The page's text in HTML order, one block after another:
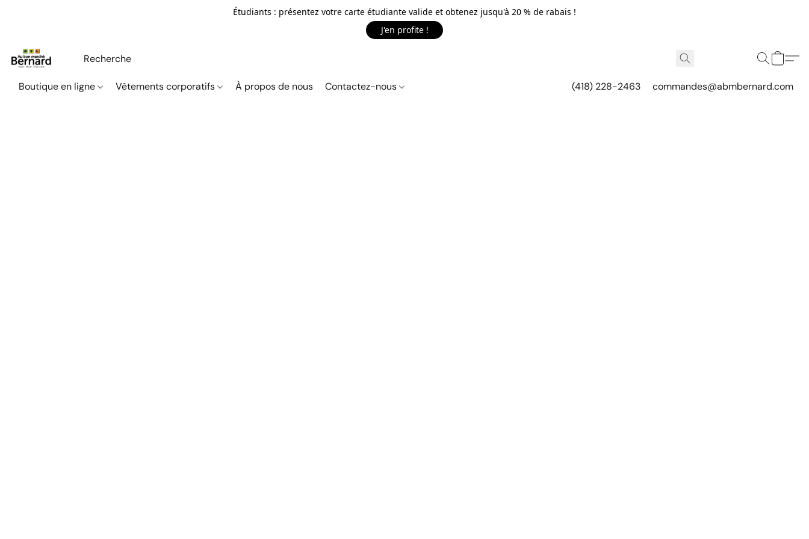
Étudiants : présentez votre carte étudiante valide et obtenez jusqu'à 20 % de rabais !
J'en profite !
Boutique en ligne Vêtements corporatifs À propos de nous Contactez-nous (418) 228-2463 commandes@abmbernard.com